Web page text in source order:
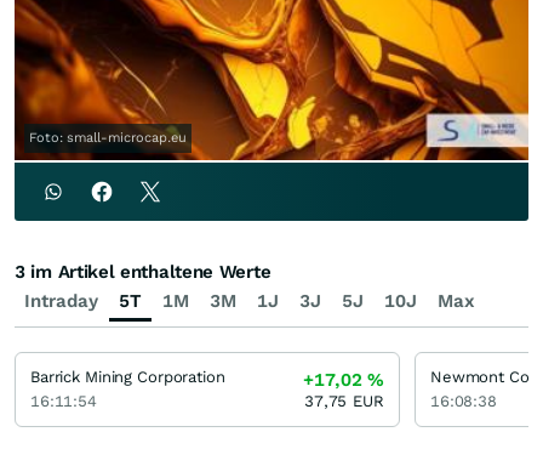
Foto: small-microcap.eu
Intraday 5T 1M 3M 1J 3J 5J 10J Max
3 im Artikel enthaltene Werte
Barrick Mining Corporation
16:11:54
+17,02%
37,75 EUR
Newmont
16:08:38